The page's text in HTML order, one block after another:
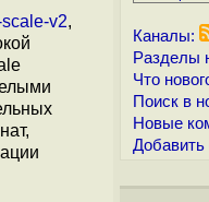
v2,
Каналы:
Разделы
Что
Поиск в
Новые
Добавить